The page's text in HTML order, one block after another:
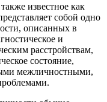
известное как
собой одно
описанных в
и
расстройствам,
состояние,
межличностными,